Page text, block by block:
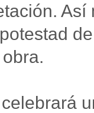
Así
celebrará